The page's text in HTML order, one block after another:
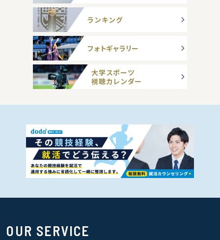
ランキング
フォトギャラリー
大学スポーツ
視聴カレンダー
OUR SERVICE